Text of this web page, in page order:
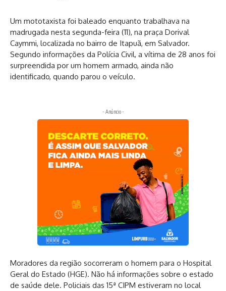
Um mototaxista foi baleado enquanto trabalhava na
madrugada nesta segunda-feira (11), na praça Dorival
Caymmi, localizada no bairro de Itapuã, em Salvador.
Segundo informações da Polícia Civil, a vítima de 28 anos foi
surpreendida por um homem armado, ainda não
identificado, quando parou o veículo.
- Anúncio -
Moradores da região socorreram o homem para o Hospital
Geral do Estado (HGE). Não há informações sobre o estado
de saúde dele. Policiais das 15ª CIPM estiveram no local